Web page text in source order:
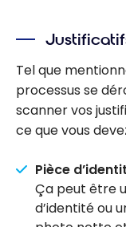
Tel que
processus se
scanner vos
ce que vous
Pièce
Ça peut être
d’identité ou